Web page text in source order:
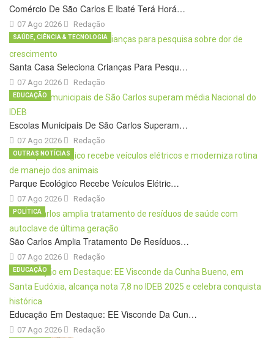
Comércio De São Carlos E Ibaté Terá Horá…
07 Ago 2026 Redação
Santa Casa Seleciona Crianças Para Pesqu…
07 Ago 2026
SAÚDE, CIÊNCIA & TECNOLOGIA
Redação
Escolas Municipais De São Carlos Superam…
07 Ago 2026
EDUCAÇÃO
Redação
Parque Ecológico Recebe Veículos Elétric…
07 Ago 2026
OUTRAS NOTÍCIAS
Redação
São Carlos Amplia Tratamento De Resíduos…
07 Ago 2026
POLÍTICA
Redação
Educação Em Destaque: EE Visconde Da Cun…
07 Ago 2026
EDUCAÇÃO
Redação